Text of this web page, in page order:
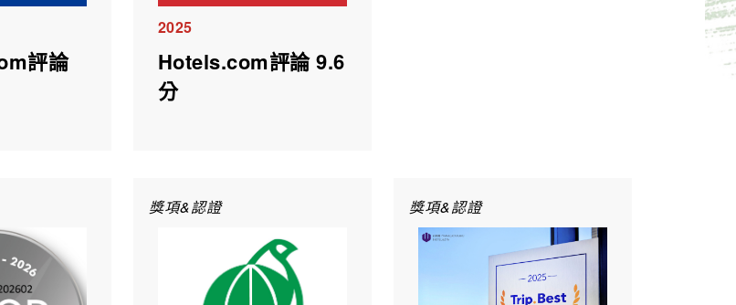
評論
2025
Hotels.com評論 9.6
分
獎項&認證 獎項&認證